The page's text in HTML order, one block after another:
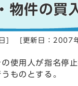
物件の買
[更新日： 2007
使用人が指名停
ものとする。